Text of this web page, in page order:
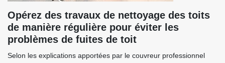
Opérez des travaux de nettoyage des toits
de manière régulière pour éviter les
problèmes de fuites de toit
Selon les explications apportées par le couvreur professionnel